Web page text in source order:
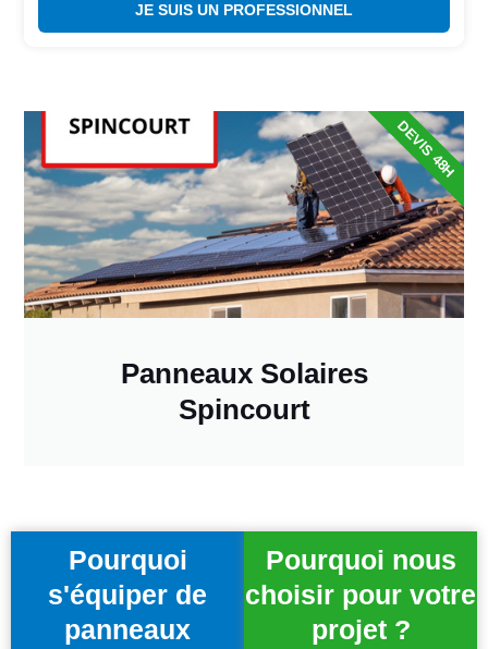
JE SUIS UN PROFESSIONNEL
Panneaux Solaires
Spincourt
DEVIS 48H
Pourquoi
s'équiper de
panneaux
Pourquoi nous
choisir pour votre
projet ?